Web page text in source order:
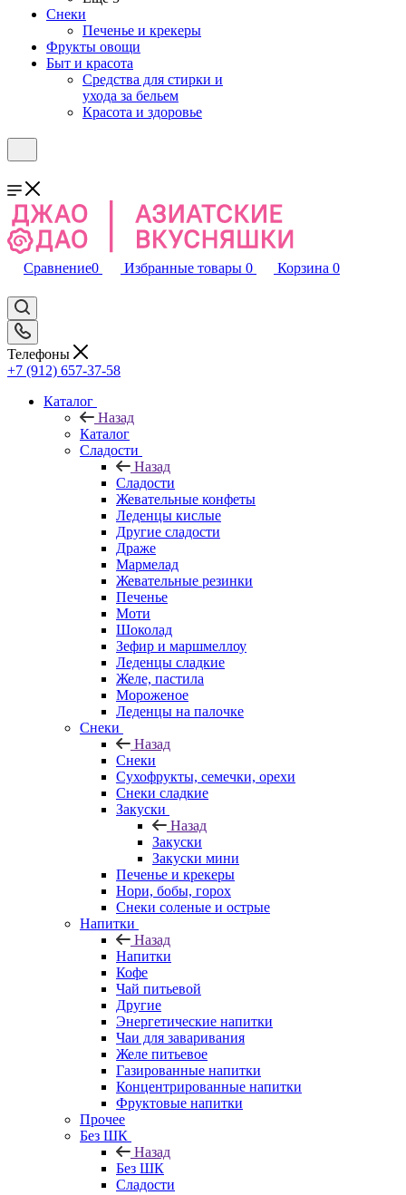
Снеки
Печенье и крекеры
Фрукты овощи
Быт и красота
Средства для стирки и
ухода за бельем
Красота и здоровье
Сравнение0 Избранные товары 0 Корзина 0
Телефоны
+7 (912) 657-37-58
Каталог
Назад
Каталог
Сладости
Назад
Сладости
Жевательные конфеты
Леденцы кислые
Другие сладости
Драже
Мармелад
Жевательные резинки
Печенье
Моти
Шоколад
Зефир и маршмеллоу
Леденцы сладкие
Желе, пастила
Мороженое
Леденцы на палочке
Снеки
Назад
Снеки
Сухофрукты, семечки, орехи
Снеки сладкие
Закуски
Назад
Закуски
Закуски мини
Печенье и крекеры
Нори, бобы, горох
Снеки соленые и острые
Напитки
Назад
Напитки
Кофе
Чай питьевой
Другие
Энергетические напитки
Чаи для заваривания
Желе питьевое
Газированные напитки
Концентрированные напитки
Фруктовые напитки
Прочее
Без ШК
Назад
Без ШК
Сладости